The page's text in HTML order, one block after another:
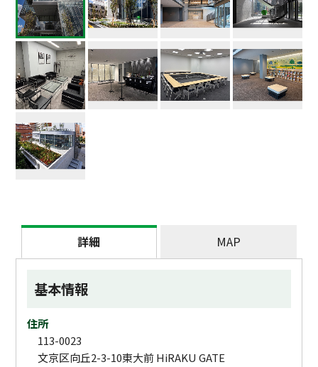
詳細 MAP
基本情報
住所
113-0023
文京区向丘2-3-10東大前 HiRAKU GATE